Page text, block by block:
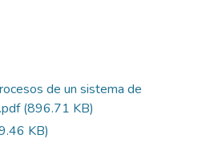
de un sistema de
(896.71 KB)
KB)